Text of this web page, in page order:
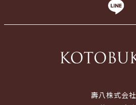
壽八株式会社